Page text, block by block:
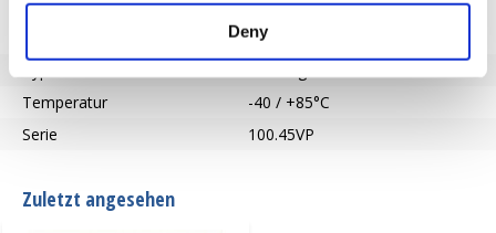
Deny
aus hochwertigem Polyurethan
(Printhopan). hoch abriebfest
Temperatur
-40 / +85°C
Serie
100.45VP
Zuletzt angesehen